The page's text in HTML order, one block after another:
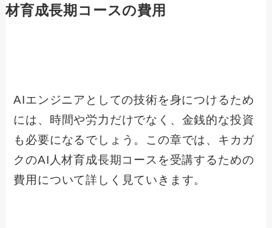
材育成長期コースの費用
AIエンジニアとしての技術を身につけるため
には、時間や労力だけでなく、金銭的な投資
も必要になるでしょう。この章では、キカガ
クのAI人材育成長期コースを受講するための
費用について詳しく見ていきます。